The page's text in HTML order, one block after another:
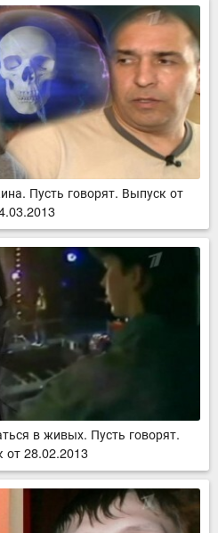
Пусть говорят. Выпуск от
в живых. Пусть говорят.
от 28.02.2013